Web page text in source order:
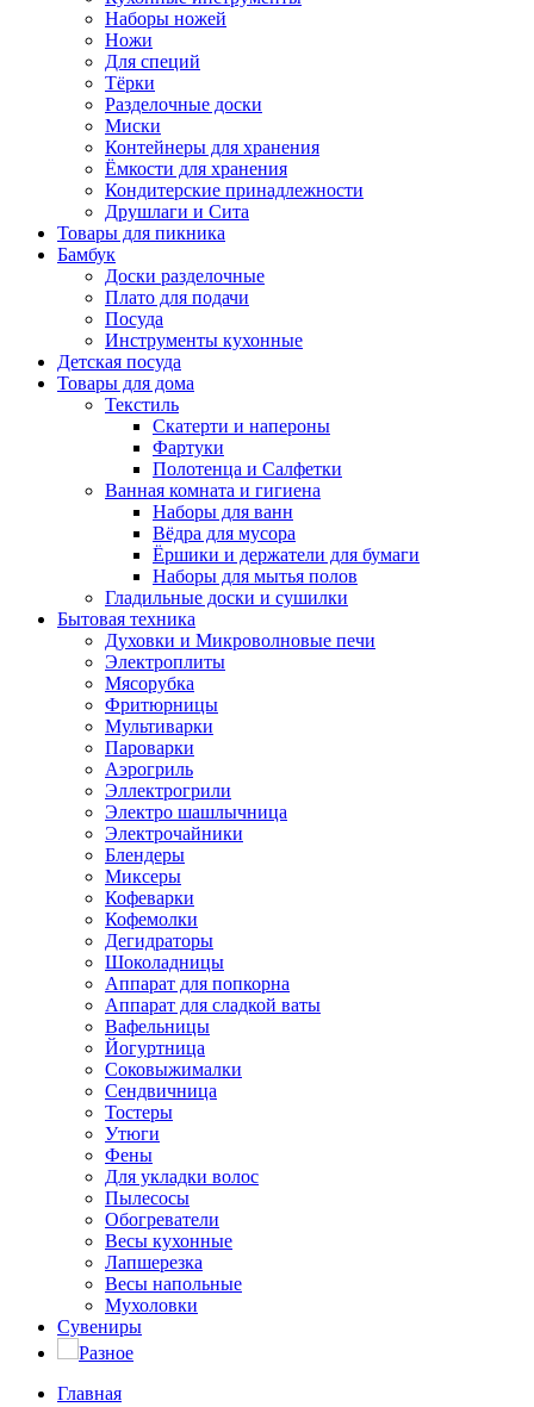
Наборы ножей
Ножи
Для специй
Тёрки
Разделочные доски
Миски
Контейнеры для хранения
Ёмкости для хранения
Кондитерские принадлежности
Друшлаги и Сита
Товары для пикника
Бамбук
Доски разделочные
Плато для подачи
Посуда
Инструменты кухонные
Детская посуда
Товары для дома
Текстиль
Скатерти и напероны
Фартуки
Полотенца и Салфетки
Ванная комната и гигиена
Наборы для ванн
Вёдра для мусора
Ёршики и держатели для бумаги
Наборы для мытья полов
Гладильные доски и сушилки
Бытовая техника
Духовки и Микроволновые печи
Электроплиты
Мясорубка
Фритюрницы
Мультиварки
Пароварки
Аэрогриль
Эллектрогрили
Электро шашлычница
Электрочайники
Блендеры
Миксеры
Кофеварки
Кофемолки
Дегидраторы
Шоколадницы
Аппарат для попкорна
Аппарат для сладкой ваты
Вафельницы
Йогуртница
Соковыжималки
Сендвичница
Тостеры
Утюги
Фены
Для укладки волос
Пылесосы
Обогреватели
Весы кухонные
Лапшерезка
Весы напольные
Мухоловки
Сувениры
Разное
Главная